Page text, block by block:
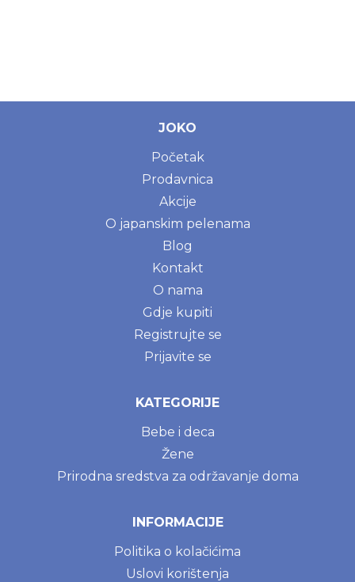
JOKO
Početak
Prodavnica
Akcije
O japanskim pelenama
Blog
Kontakt
O nama
Gdje kupiti
Registrujte se
Prijavite se
KATEGORIJE
Bebe i deca
Žene
Prirodna sredstva za održavanje doma
INFORMACIJE
Politika o kolačićima
Uslovi korištenja